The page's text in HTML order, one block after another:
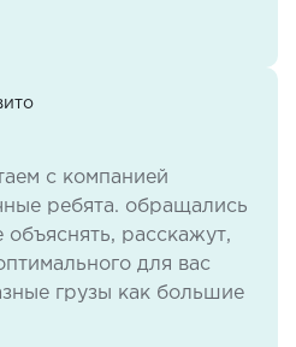
с компанией
ребята. обращались
расскажут,
для вас
грузы как большие
заечательно.